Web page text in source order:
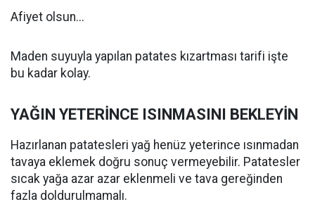
Afiyet olsun...
Maden suyuyla yapılan patates kızartması tarifi işte
bu kadar kolay.
YAĞIN YETERİNCE ISINMASINI BEKLEYİN
Hazırlanan patatesleri yağ henüz yeterince ısınmadan
tavaya eklemek doğru sonuç vermeyebilir. Patatesler
sıcak yağa azar azar eklenmeli ve tava gereğinden
fazla doldurulmamalı.